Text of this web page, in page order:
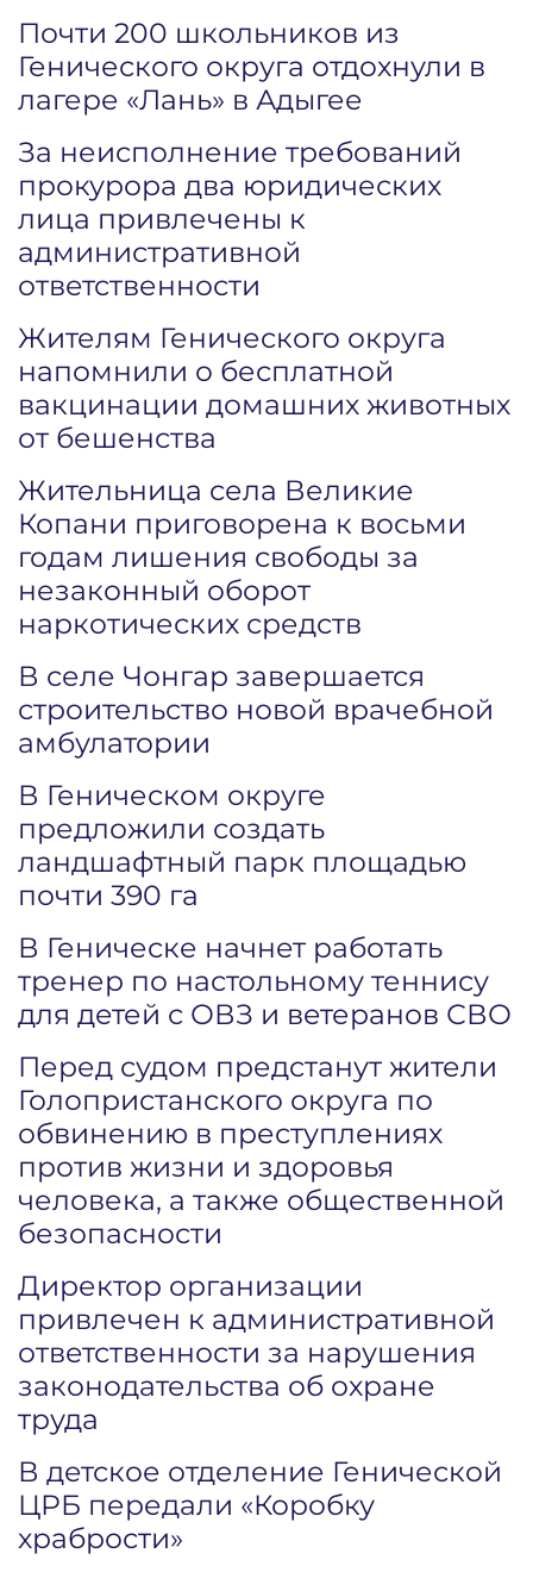
Почти 200 школьников из
Генического округа отдохнули в
лагере «Лань» в Адыгее
За неисполнение требований
прокурора два юридических
лица привлечены к
административной
ответственности
Жителям Генического округа
напомнили о бесплатной
вакцинации домашних животных
от бешенства
Жительница села Великие
Копани приговорена к восьми
годам лишения свободы за
незаконный оборот
наркотических средств
В селе Чонгар завершается
строительство новой врачебной
амбулатории
В Геническом округе
предложили создать
ландшафтный парк площадью
почти 390 га
В Геническе начнет работать
тренер по настольному теннису
для детей с ОВЗ и ветеранов СВО
Перед судом предстанут жители
Голопристанского округа по
обвинению в преступлениях
против жизни и здоровья
человека, а также общественной
безопасности
Директор организации
привлечен к административной
ответственности за нарушения
законодательства об охране
труда
В детское отделение Генической
ЦРБ передали «Коробку
храбрости»